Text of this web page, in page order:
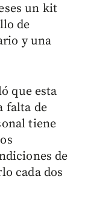
un kit
de
y una
que esta
falta de
tiene
de
cada dos